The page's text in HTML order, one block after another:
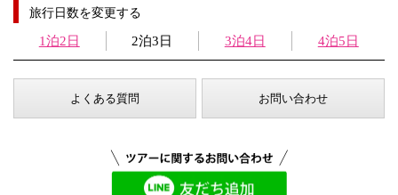
旅行日数を変更する
1泊2日 2泊3日 3泊4日 4泊5日
よくある質問 お問い合わせ